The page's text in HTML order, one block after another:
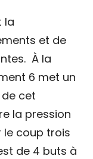
la
et de
À la
6 met un
de cet
la pression
le coup trois
de 4 buts à